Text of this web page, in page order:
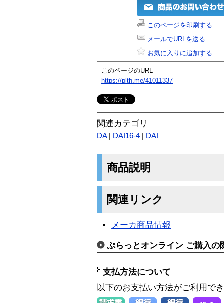
このページを印刷する
メールでURLを送る
お気に入りに追加する
このページのURL
https://plth.me/41011337
関連カテゴリ
DA| DAI16-4 DAI
商品説明
関連リンク
メーカ商品情報
ぷらっとオンライン ご購入の
支払方法について
以下のお支払い方法がご利用で